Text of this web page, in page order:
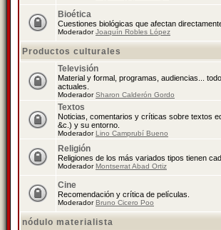
Bioética
Cuestiones biológicas que afectan
ModeradorJoaquín Robles López
Productos culturales
Televisión
Material y formal, programas, audiencias...
actuales.
ModeradorSharon Calderón Gordo
Textos
Noticias, comentarios y críticas sobre textos
&c.) y su entorno.
ModeradorLino Camprubí Bueno
Religión
Religiones de los más variados tipos tienen
ModeradorMontserrat Abad Ortiz
Cine
Recomendación y crítica de películas.
ModeradorBruno Cicero Poo
nódulo materialista